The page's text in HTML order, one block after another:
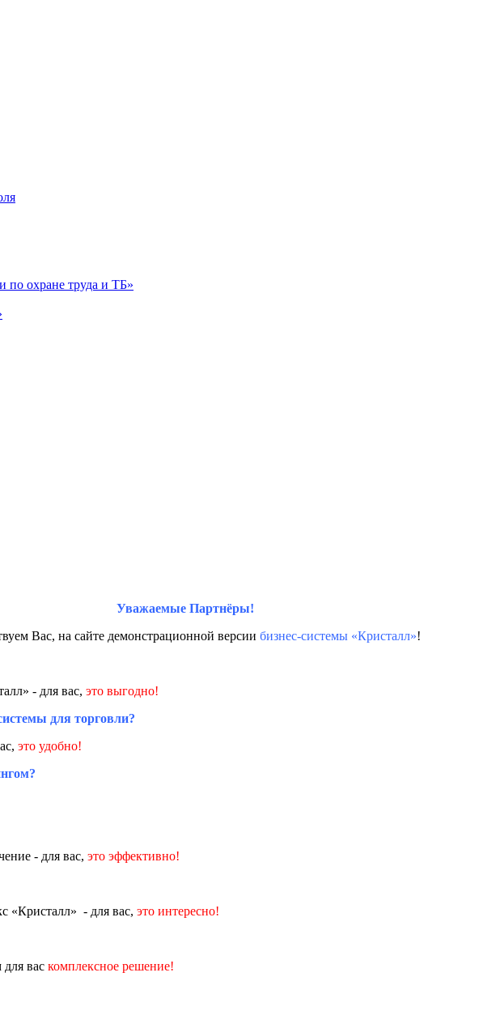
по охране труда и ТБ»
Уважаемые Партнёры!
Вас, на сайте демонстрационной версии бизнес-системы «Кристалл»!
- для вас, это выгодно!
для торговли?
это удобно!
- для вас, это эффективно!
«Кристалл» - для вас, это интересно!
вас комплексное решение!